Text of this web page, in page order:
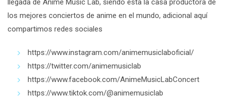
los mejores conciertos de anime en el mundo, adicional aquí
compartimos redes sociales
https://www.instagram.com/animemusiclaboficial/
https://twitter.com/animemusiclab
https://www.facebook.com/AnimeMusicLabConcert
https://www.tiktok.com/@animemusiclab